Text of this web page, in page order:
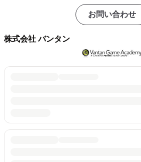
お問い合わせ
株式会社 バンタン